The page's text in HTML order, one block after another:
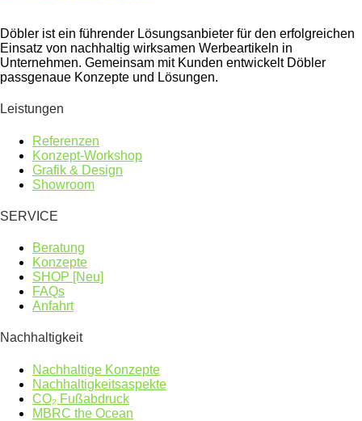
Döbler ist ein führender Lösungsanbieter für den erfolgreichen
Einsatz von nachhaltig wirksamen Werbeartikeln in
Unternehmen. Gemeinsam mit Kunden entwickelt Döbler
passgenaue Konzepte und Lösungen.
Leistungen
Referenzen
Konzept-Workshop
Grafik & Design
Showroom
SERVICE
Beratung
Konzepte
SHOP [Neu]
FAQs
Anfahrt
Nachhaltigkeit
Nachhaltige Konzepte
Nachhaltigkeitsaspekte
CO₂ Fußabdruck
MBRC the Ocean